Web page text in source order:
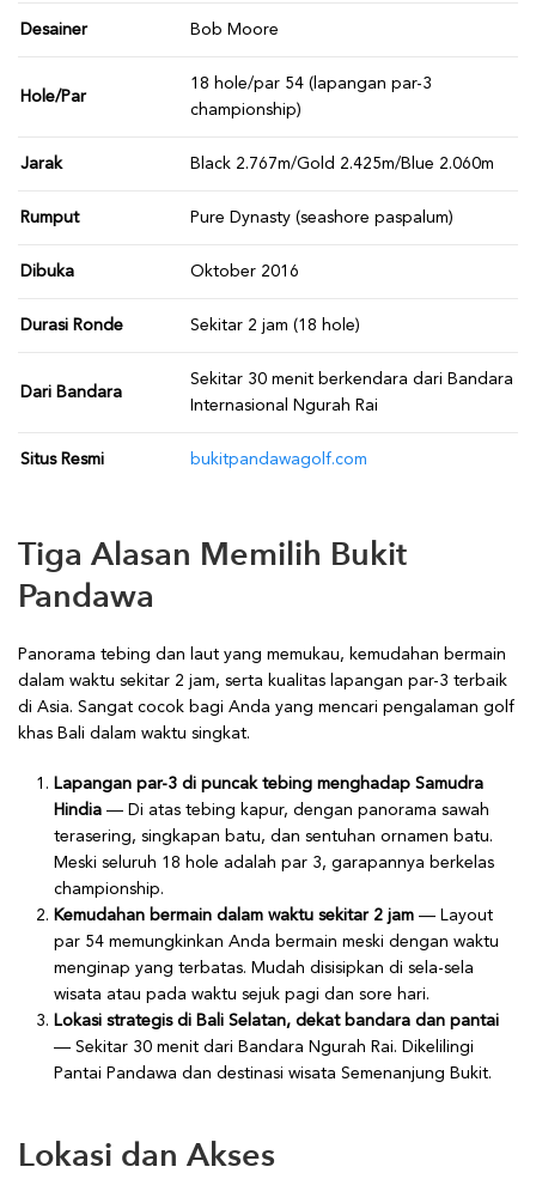
Desainer Bob Moore
Hole/Par
18 hole/par 54 (lapangan par-3
championship)
Jarak Black 2.767m/Gold 2.425m/Blue 2.060m
Rumput Pure Dynasty (seashore paspalum)
Dibuka Oktober 2016
Durasi Ronde Sekitar 2 jam (18 hole)
Dari Bandara
Sekitar 30 menit berkendara dari Bandara
Internasional Ngurah Rai
Situs Resmi bukitpandawagolf.com
Tiga Alasan Memilih Bukit
Pandawa
Panorama tebing dan laut yang memukau, kemudahan bermain
dalam waktu sekitar 2 jam, serta kualitas lapangan par-3 terbaik
di Asia. Sangat cocok bagi Anda yang mencari pengalaman golf
khas Bali dalam waktu singkat.
Lapangan par-3 di puncak tebing menghadap Samudra
Hindia — Di atas tebing kapur, dengan panorama sawah
terasering, singkapan batu, dan sentuhan ornamen batu.
Meski seluruh 18 hole adalah par 3, garapannya berkelas
championship.
Kemudahan bermain dalam waktu sekitar 2 jam — Layout
par 54 memungkinkan Anda bermain meski dengan waktu
menginap yang terbatas. Mudah disisipkan di sela-sela
wisata atau pada waktu sejuk pagi dan sore hari.
Lokasi strategis di Bali Selatan, dekat bandara dan pantai
— Sekitar 30 menit dari Bandara Ngurah Rai. Dikelilingi
Pantai Pandawa dan destinasi wisata Semenanjung Bukit.
Lokasi dan Akses